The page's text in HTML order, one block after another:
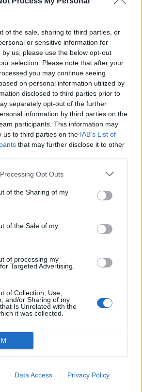
of the sale, sharing to third parties, or
or sensitive information for
us, please use the below opt-out
selection. Please note that after your
you may continue seeing
on personal information utilized by
disclosed to third parties prior to
separately opt-out of the further
information by third parties on the
participants. This information may
us to third parties on the IAB’s List of
that may further disclose it to other
Opt Outs
of the Sharing of my
of the Sale of my
of processing my
Targeted Advertising.
of Collection, Use,
and/or Sharing of my
Is Unrelated with the
it was collected.
Data Access Privacy Policy
23:30
, ervis martini ,
nadir
Trembëdhjetë të vdekur
dhe kamionit
e
Zjarri i përmasave të
mëdha në Malin e Krujës,
ndërhyjnë nga ajri tre